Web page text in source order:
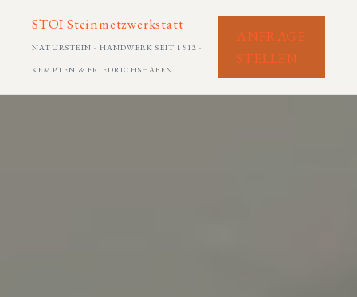
STOI Steinmetzwerkstatt
NATURSTEIN · HANDWERK SEIT 1912 ·
KEMPTEN & FRIEDRICHSHAFEN
ANFRAGE
STELLEN